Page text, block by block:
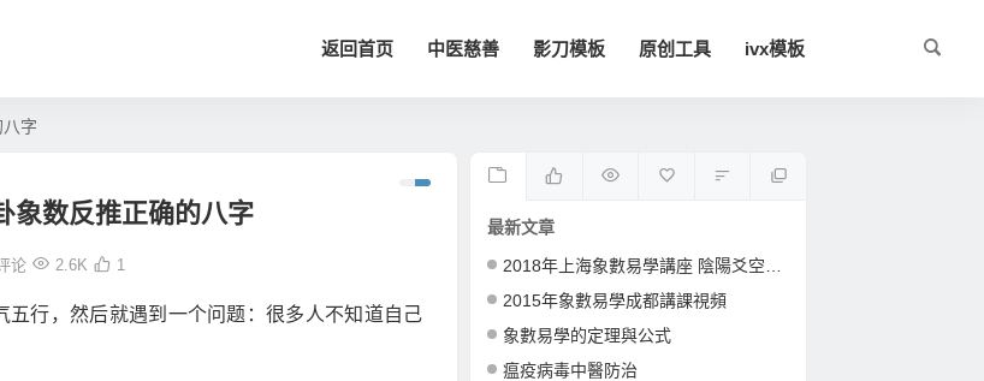
返回首页 中医慈善 影刀模板 原创工具 ivx模板
字
象数反推正确的八字
论 2.6K 1
五行，然后就遇到一个问题：很多人不知道自己
最新文章
2018年上海象數易學講座 陰陽爻空間卦形
2015年象數易學成都講課視頻
象數易學的定理與公式
瘟疫病毒中醫防治